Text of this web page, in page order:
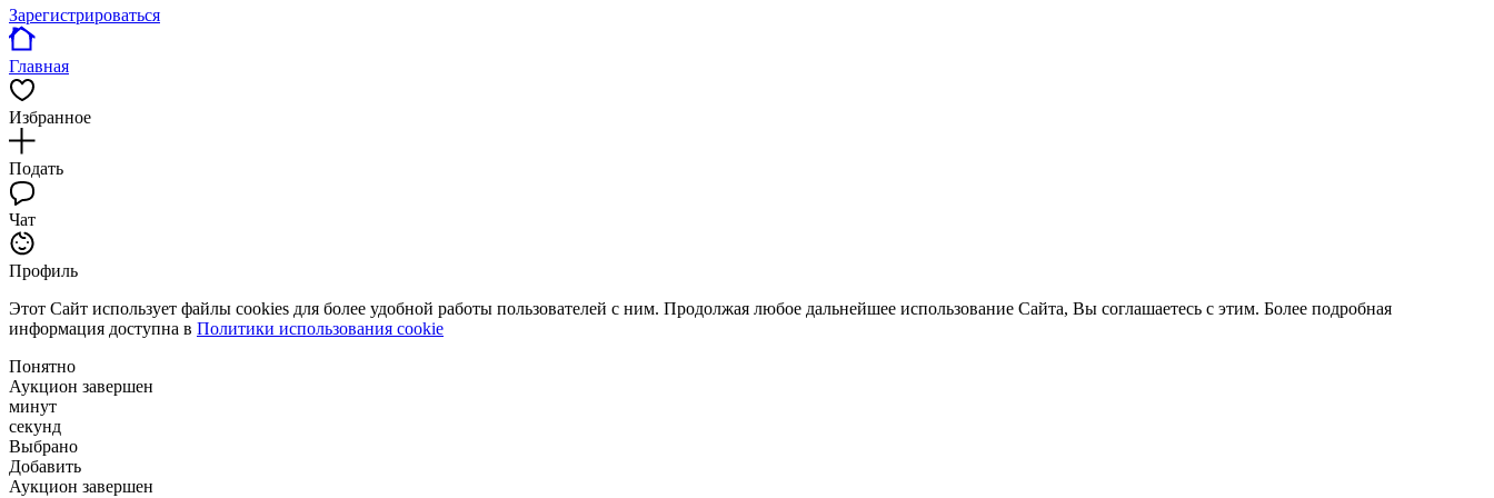
Зарегистрироваться
Главная
Избранное
Подать
Чат
Профиль
Этот Сайт использует файлы cookies для более удобной работы пользователей с ним. Продолжая любое дальнейшее использование Сайта, Вы соглашаетесь с этим. Более подробная
информация доступна в Политики использования cookie
Понятно
Аукцион завершен
минут
секунд
Выбрано
Добавить
Аукцион завершен